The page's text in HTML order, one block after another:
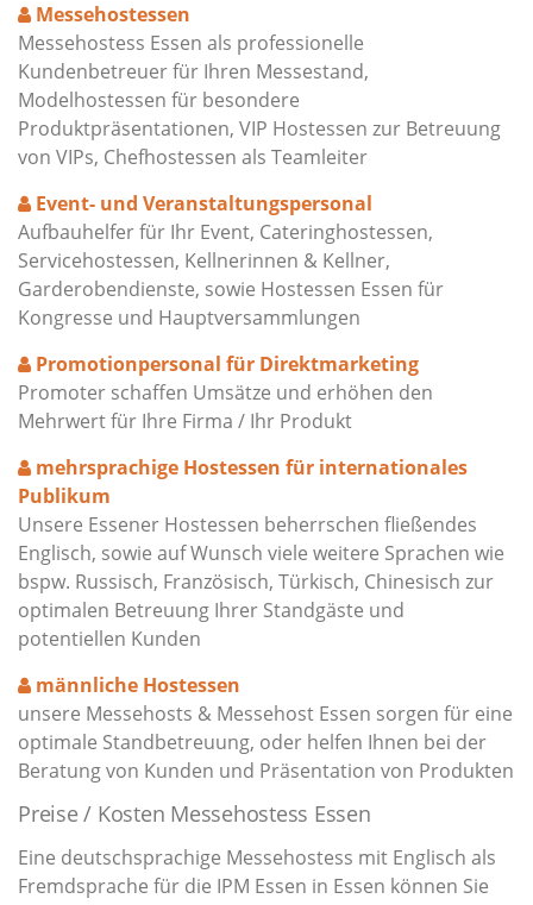
Messehostessen
Messehostess Essen als professionelle
Kundenbetreuer für Ihren Messestand,
Modelhostessen für besondere
Produktpräsentationen, VIP Hostessen zur Betreuung
von VIPs, Chefhostessen als Teamleiter
Event- und Veranstaltungspersonal
Aufbauhelfer für Ihr Event, Cateringhostessen,
Servicehostessen, Kellnerinnen & Kellner,
Garderobendienste, sowie Hostessen Essen für
Kongresse und Hauptversammlungen
Promotionpersonal für Direktmarketing
Promoter schaffen Umsätze und erhöhen den
Mehrwert für Ihre Firma / Ihr Produkt
mehrsprachige Hostessen für internationales
Publikum
Unsere Essener Hostessen beherrschen fließendes
Englisch, sowie auf Wunsch viele weitere Sprachen wie
bspw. Russisch, Französisch, Türkisch, Chinesisch zur
optimalen Betreuung Ihrer Standgäste und
potentiellen Kunden
männliche Hostessen
unsere Messehosts & Messehost Essen sorgen für eine
optimale Standbetreuung, oder helfen Ihnen bei der
Beratung von Kunden und Präsentation von Produkten
Preise / Kosten Messehostess Essen
Eine deutschsprachige Messehostess mit Englisch als
Fremdsprache für die IPM Essen in Essen können Sie